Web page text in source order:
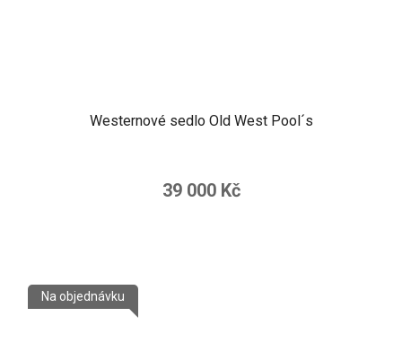
Westernové sedlo Old West Pool´s
39 000 Kč
Na objednávku